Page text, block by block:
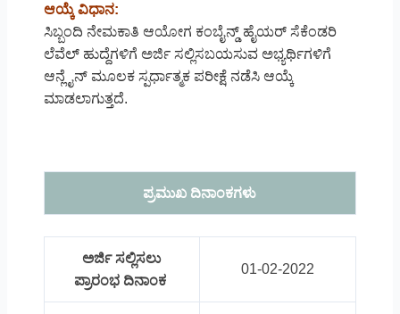
ಆಯ್ಕೆ ವಿಧಾನ:
ಸಿಬ್ಬಂದಿ ನೇಮಕಾತಿ ಆಯೋಗ ಕಂಬೈನ್ಡ್‌ ಹೈಯರ್ ಸೆಕೆಂಡರಿ
ಲೆವೆಲ್‌ ಹುದ್ದೆಗಳಿಗೆ ಅರ್ಜಿ ಸಲ್ಲಿಸಬಯಸುವ ಅಭ್ಯರ್ಥಿಗಳಿಗೆ
ಆನ್ಲೈನ್ ಮೂಲಕ ಸ್ಪರ್ಧಾತ್ಮಕ ಪರೀಕ್ಷೆ ನಡೆಸಿ ಆಯ್ಕೆ
ಮಾಡಲಾಗುತ್ತದೆ.
ಪ್ರಮುಖ ದಿನಾಂಕಗಳು
ಅರ್ಜಿ ಸಲ್ಲಿಸಲು
ಪ್ರಾರಂಭ ದಿನಾಂಕ
01-02-2022